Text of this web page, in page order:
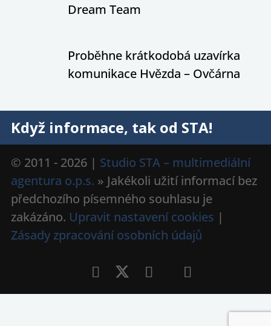
Dream Team
Proběhne krátkodobá uzavírka
komunikace Hvězda – Ovčárna
Když informace, tak od STA!
© 2011 - 2026 | Studio STA – multimediální
agentura o.p.s. » Jakékoli užití informací bez
předchozího písemného souhlasu je
zakázáno. Upravit nastavení cookies |
Zásady zpracování osobních údajů